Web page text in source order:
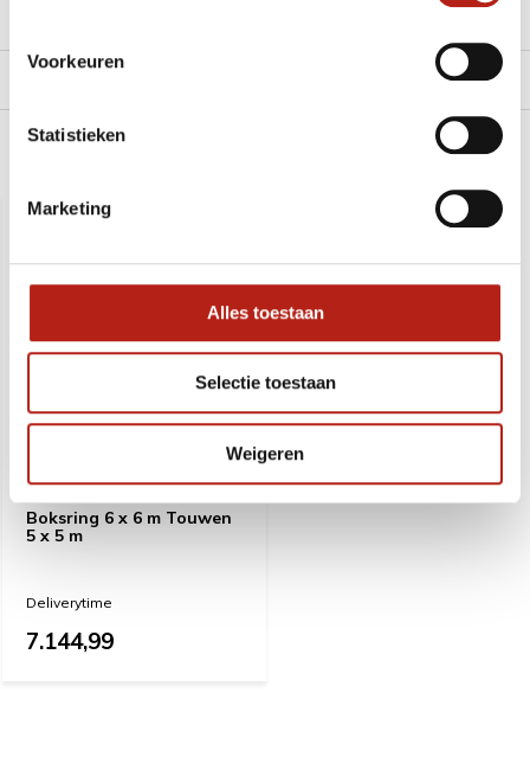
Voorkeuren
Statistieken
Marketing
Alles toestaan
Selectie toestaan
Weigeren
Boksring 6 x 6 m Touwen
5 x 5 m
Deliverytime
7.144,99